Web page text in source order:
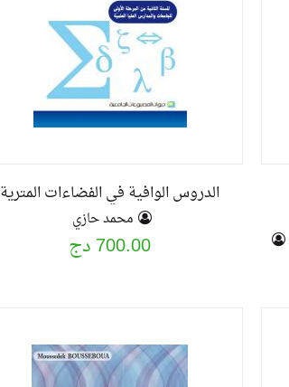
الدروس الوافية في الفضاءات المترية
محمد حازي
700.00 دج